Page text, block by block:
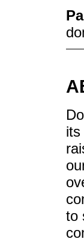
its
to